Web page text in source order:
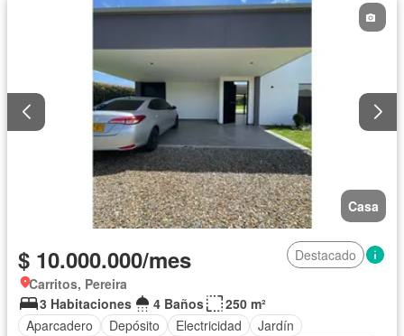
Casa
$ 10.000.000/mes
Destacado
Carritos, Pereira
3 Habitaciones
4 Baños
250 m²
Aparcadero
Depósito Electricidad
Jardín